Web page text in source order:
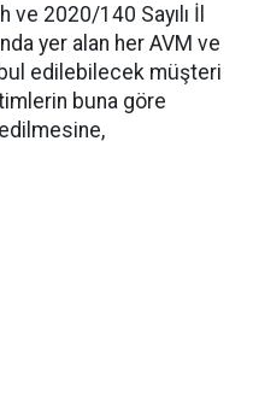
2020/140 Sayılı İl
yer alan her AVM ve
edilebilecek müşteri
buna göre